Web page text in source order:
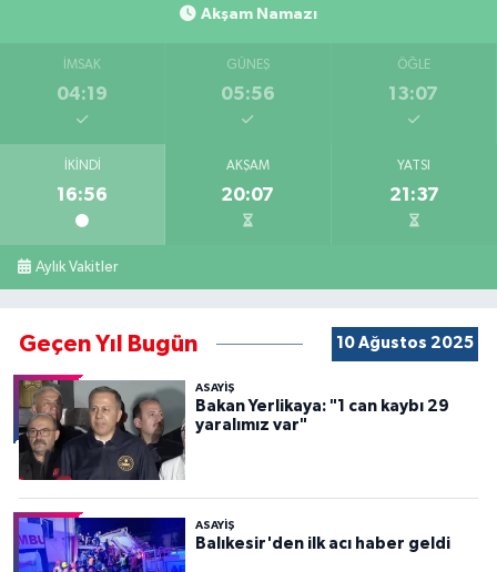
Akşam Namazı
İMSAK
04:19
GÜNEŞ
05:56
ÖĞLE
13:07
İKINDI
16:56
AKŞAM
20:07
YATSI
21:37
Aylık Vakitler
Geçen Yıl Bugün 10 Ağustos 2025
ASAYİŞ
Bakan Yerlikaya: "1 can kaybı 29
yaralımız var"
ASAYİŞ
Balıkesir'den ilk acı haber geldi